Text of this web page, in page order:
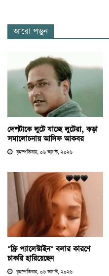
আরো পড়ুন
দেশটাকে লুটে যাচ্ছে লুটেরা, কড়া
সমালোচনায় আসিফ আকবর
বৃহস্পতিবার, ০৬ আগস্ট, ২০২৬
"ফ্রি প্যালেস্টাইন" বলার কারণে
চাকরি হারিয়েছেন
বৃহস্পতিবার, ০৬ আগস্ট, ২০২৬